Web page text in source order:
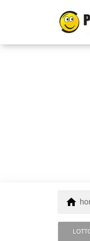
home